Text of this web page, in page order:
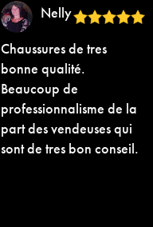
Nelly
Chaussures de tres
bonne qualité.
Beaucoup de
professionnalisme de la
part des vendeuses qui
sont de tres bon conseil.